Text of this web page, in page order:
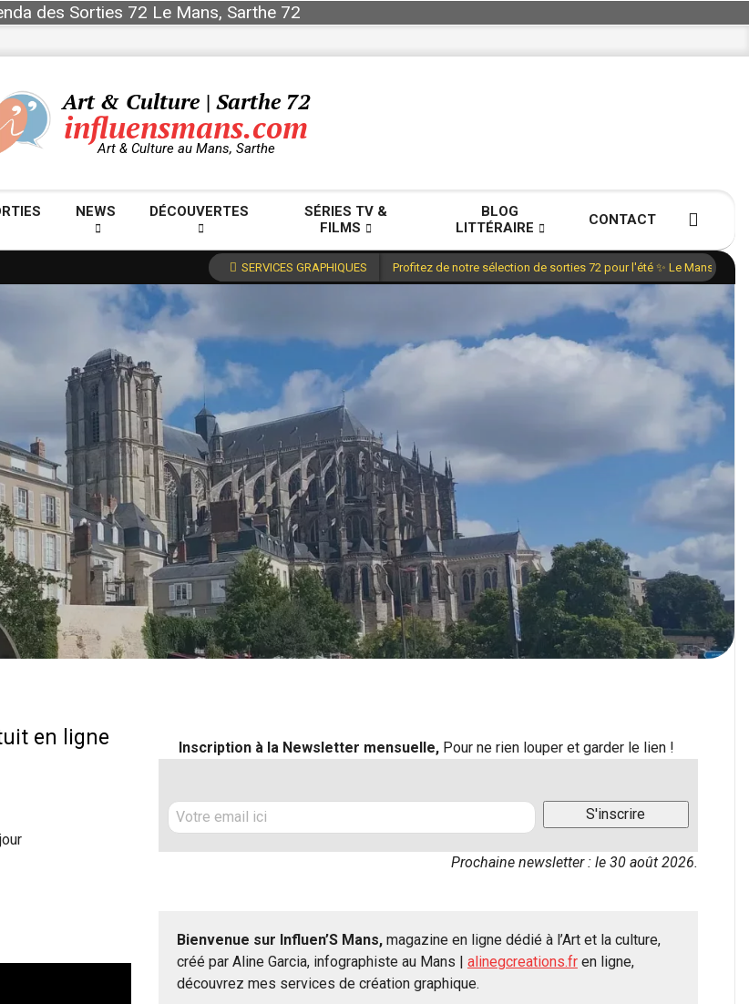
des Sorties 72 Le Mans, Sarthe 72
Art & Culture | Sarthe 72
influensmans.com
Art & Culture au Mans, Sarthe
Navigation
NEWS DÉCOUVERTES
SÉRIES TV &
FILMS
BLOG
LITTÉRAIRE
CONTACT
SERVICES GRAPHIQUES Profitez de notre sélection de sorties 72 pour l'été ✨ Le Mans,
en ligne Inscription à la Newsletter mensuelle, Pour ne rien louper et garder le lien !
V
o
t
m
S'inscrire
Prochaine newsletter : le 30 août 2026.
Bienvenue sur Influen’S Mans, magazine en ligne dédié à l’Art et la culture,
créé par Aline Garcia, infographiste au Mans | alinegcreations.fren ligne,
découvrez mes services de création graphique.